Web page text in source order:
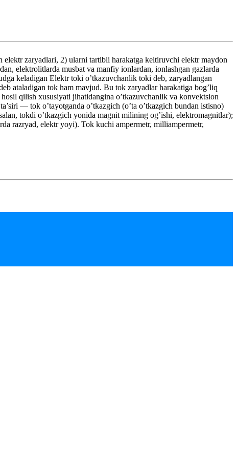
zaryadlari, 2) ularni tartibli harakatga keltiruvchi elektr maydon
elektrolitlarda musbat va manfiy ionlardan, ionlashgan gazlarda
keladigan Elektr toki o’tkazuvchanlik toki deb, zaryadlangan
ataladigan tok ham mavjud. Bu tok zaryadlar harakatiga bog’liq
qilish xususiyati jihatidangina o’tkazuvchanlik va konvektsion
— tok o’tayotganda o’tkazgich (o’ta o’tkazgich bundan istisno)
tokdi o’tkazgich yonida magnit milining og’ishi, elektromagnitlar);
razryad, elektr yoyi). Tok kuchi ampermetr, milliampermetr,